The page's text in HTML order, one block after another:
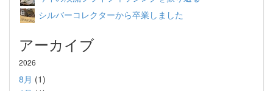
シルバーコレクターから卒業しました
アーカイブ
2026
8月 (1)